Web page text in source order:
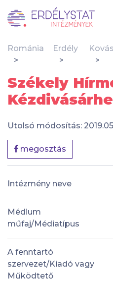
Románia Erdély
Székely
Utolsó módosítás:
megosztás
Intézmény neve
Médium
műfaj/Médiatípus
A fenntartó
szervezet/Kiadó vagy
Működtető